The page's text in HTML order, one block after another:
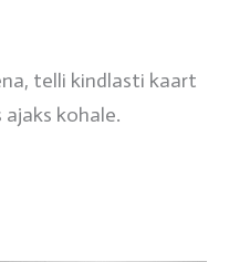
telli kindlasti kaart
kohale.